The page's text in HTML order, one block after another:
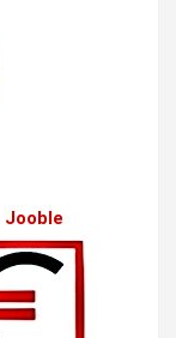
Jooble